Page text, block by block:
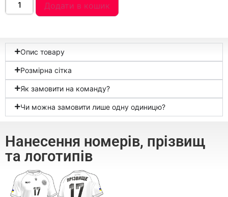
Додати в кошик
Опис товару
Розмірна сітка
Як замовити на команду?
Чи можна замовити лише одну одиницю?
Нанесення номерів, прізвищ
та логотипів